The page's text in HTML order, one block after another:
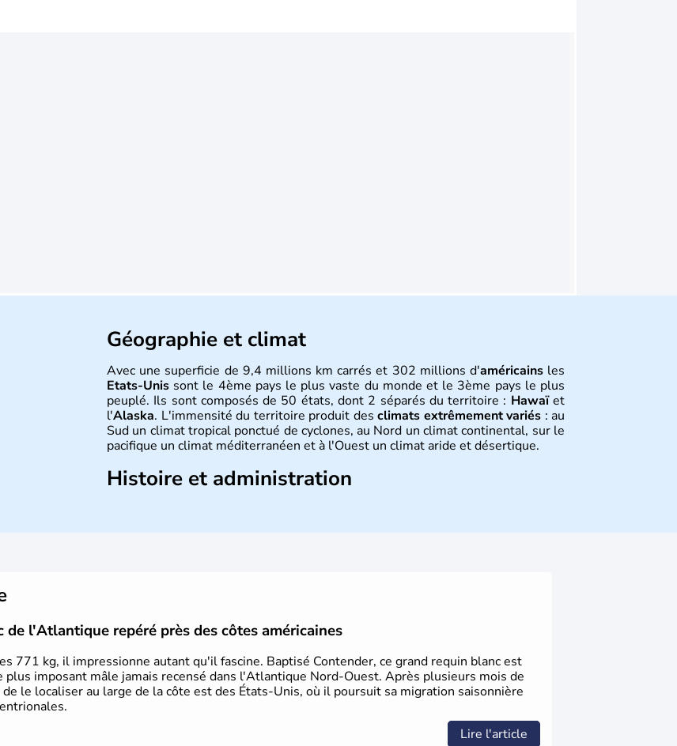
Géographie et climat
Avec une superficie de 9,4 millions km carrés et 302 millions d'américainsles
Etats-Unis sont le 4ème pays le plus vaste du monde et le 3ème pays le plus
peuplé. Ils sont composés de 50 états, dont 2 séparés du territoire : Hawaïet
l'Alaska. L'immensité du territoire produit des climats extrêmement variés : au
Sud un climat tropical ponctué de cyclones, au Nord un climat continental, sur le
pacifique un climat méditerranéen et à l'Ouest un climat aride et désertique.
Histoire et administration
l'Atlantique repéré près des côtes américaines
771 kg, il impressionne autant qu'il fascine. Baptisé Contender, ce grand requin blanc est
plus imposant mâle jamais recensé dans l'Atlantique Nord-Ouest. Après plusieurs mois de
le localiser au large de la côte est des États-Unis, où il poursuit sa migration saisonnière
Lire l'article